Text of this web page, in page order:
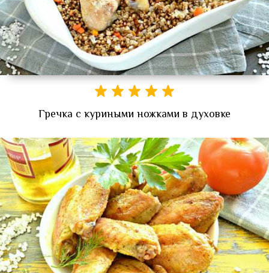
Гречка с куриными ножками в духовке